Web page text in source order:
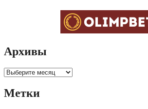
Архивы
Архивы
Метки